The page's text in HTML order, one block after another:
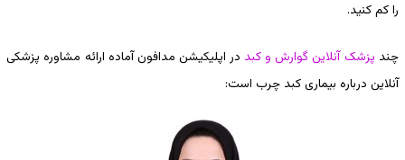
را کم کنید.
چند پزشک آنلاین گوارش و کبد در اپلیکیشن مدافون آماده ارائه مشاوره پزشکی
آنلاین درباره بیماری کبد چرب است: